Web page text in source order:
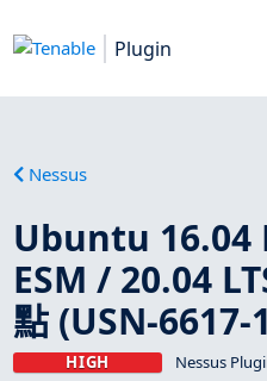
Plugin
Nessus
Ubuntu 16.04
ESM / 20.04
點 (USN-6617-
HIGH Nessus